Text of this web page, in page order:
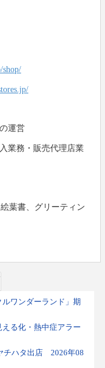
shop/
運営
業務・販売代理店業
葉書、グリーティン
ワンダーランド」期
る化・熱中症アラー
チハタ出店 2026年08